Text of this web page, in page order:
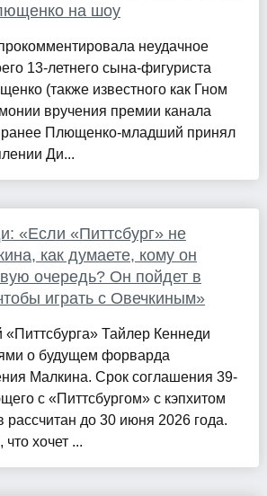
на шоу
неудачное
13-летнего сына-фигуриста
(также известного как Гном
вручения премии канала
Плющенко-младший принял
Ди...
«Если «Питтсбург» не
как думаете, кому он
очередь? Он пойдет в
играть с Овечкиным»
Тайлер Кеннеди
о будущем форварда
Малкина. Срок соглашения 39-
с «Питтсбургом» с кэпхитом
рассчитан до 30 июня 2026 года.
хочет ...